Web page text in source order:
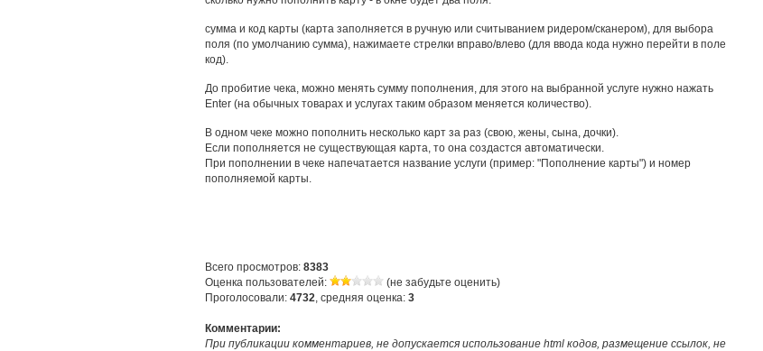
сумма и код карты (карта заполняется в ручную или считыванием ридером/сканером), для выбора
поля (по умолчанию сумма), нажимаете стрелки вправо/влево (для ввода кода нужно перейти в поле
код).
До пробитие чека, можно менять сумму пополнения, для этого на выбранной услуге нужно нажать
Enter (на обычных товарах и услугах таким образом меняется количество).
В одном чеке можно пополнить несколько карт за раз (свою, жены, сына, дочки).
Если пополняется не существующая карта, то она создастся автоматически.
При пополнении в чеке напечатается название услуги (пример: "Пополнение карты") и номер
пополняемой карты.
Всего просмотров: 8383
Оценка пользователей:
(не забудьте оценить)
Проголосовали: 4732, средняя оценка: 3
Комментарии:
При публикации комментариев, не допускается использование html кодов, размещение ссылок, не